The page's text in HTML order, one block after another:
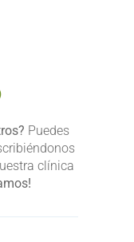
Puedes
clínica